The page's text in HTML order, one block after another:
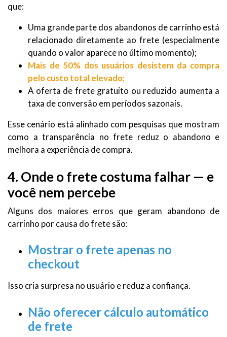
que:
Uma grande parte dos abandonos de carrinho está
relacionado diretamente ao frete (especialmente
quando o valor aparece no último momento);
Mais de 50% dos usuários desistem da compra
pelo custo total elevado;
A oferta de frete gratuito ou reduzido aumenta a
taxa de conversão em períodos sazonais.
Esse cenário está alinhado com pesquisas que mostram
como a transparência no frete reduz o abandono e
melhora a experiência de compra.
4. Onde o frete costuma falhar — e
você nem percebe
Alguns dos maiores erros que geram abandono de
carrinho por causa do frete são:
Mostrar o frete apenas no
checkout
Isso cria surpresa no usuário e reduz a confiança.
Não oferecer cálculo automático
de frete